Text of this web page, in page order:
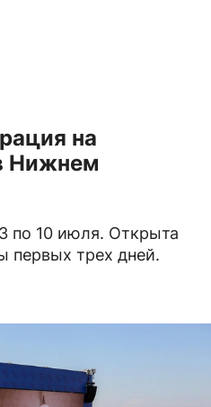
на
Нижнем
по 10 июля. Открыта
первых трех дней.